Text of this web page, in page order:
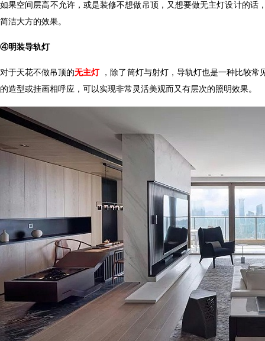
如果空间层高不允许，或是装修不想做吊顶，又想要做无主灯设计的话
简洁大方的效果。
④明装导轨灯
对于天花不做吊顶的无主灯
，除了筒灯与射灯，导轨灯也是一种比较常
的造型或挂画相呼应，可以实现非常灵活美观而又有层次的照明效果。